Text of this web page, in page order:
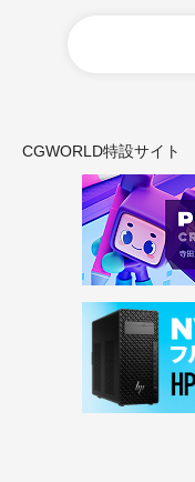
CGWORLD特設サイト